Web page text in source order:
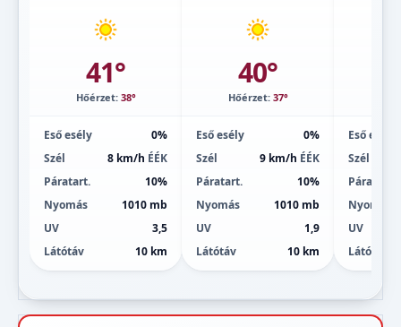
41°
Hőérzet: 38°
Eső esély
0%
Szél
8 km/h ÉÉK
Páratart.
10%
Nyomás
1010 mb
UV
3,5
Látótáv
10 km
40°
Hőérzet: 37°
Eső esély
0%
Szél
9 km/h ÉÉK
Páratart.
10%
Nyomás
1010 mb
UV
1,9
Látótáv
10 km
Eső esély
Szél
Páratart.
Nyomás
UV
Látótáv